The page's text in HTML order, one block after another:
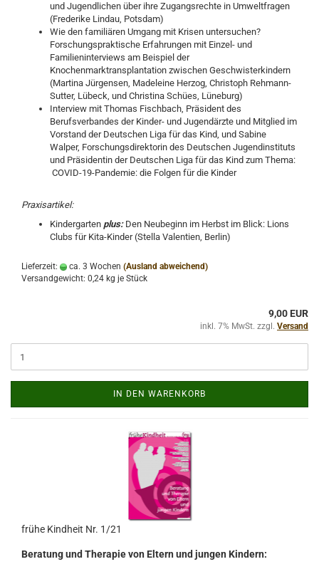
und Jugendlichen über ihre Zugangsrechte in Umweltfragen
(Frederike Lindau, Potsdam)
Wie den familiären Umgang mit Krisen untersuchen?
Forschungspraktische Erfahrungen mit Einzel- und
Familieninterviews am Beispiel der
Knochenmarktransplantation zwischen Geschwisterkindern
(Martina Jürgensen, Madeleine Herzog, Christoph Rehmann-
Sutter, Lübeck, und Christina Schües, Lüneburg)
Interview mit Thomas Fischbach, Präsident des
Berufsverbandes der Kinder- und Jugendärzte und Mitglied im
Vorstand der Deutschen Liga für das Kind, und Sabine
Walper, Forschungsdirektorin des Deutschen Jugendinstituts
und Präsidentin der Deutschen Liga für das Kind zum Thema:
COVID-19-Pandemie: die Folgen für die Kinder
Praxisartikel:
Kindergarten plus: Den Neubeginn im Herbst im Blick: Lions
Clubs für Kita-Kinder (Stella Valentien, Berlin)
Lieferzeit: ca. 3 Wochen (Ausland abweichend)
Versandgewicht: 0,24 kg je Stück
9,00 EUR
inkl. 7% MwSt. zzgl. Versand
IN DEN WARENKORB
frühe Kindheit Nr. 1/21
Beratung und Therapie von Eltern und jungen Kindern: